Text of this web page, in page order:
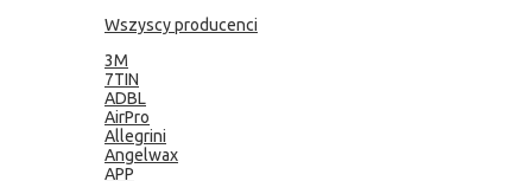
Wszyscy producenci
3M
7TIN
ADBL
AirPro
Allegrini
Angelwax
APP